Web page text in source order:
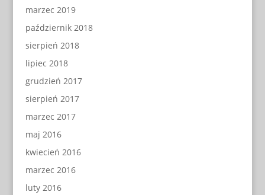
marzec 2019
październik 2018
sierpień 2018
lipiec 2018
grudzień 2017
sierpień 2017
marzec 2017
maj 2016
kwiecień 2016
marzec 2016
luty 2016